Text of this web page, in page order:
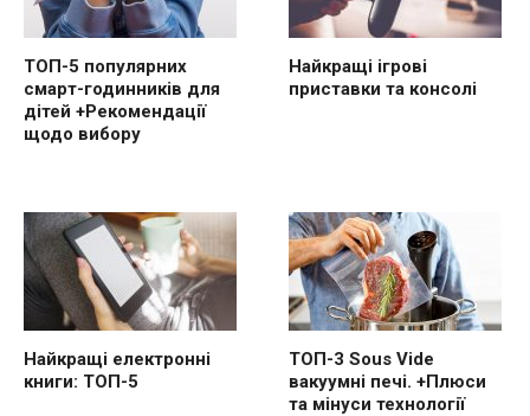
ТОП-5 популярних
смарт-годинників для
дітей +Рекомендації
щодо вибору
Найкращі ігрові
приставки та консолі
Найкращі електронні
книги: ТОП-5
ТОП-3 Sous Vide
вакуумні печі. +Плюси
та мінуси технології